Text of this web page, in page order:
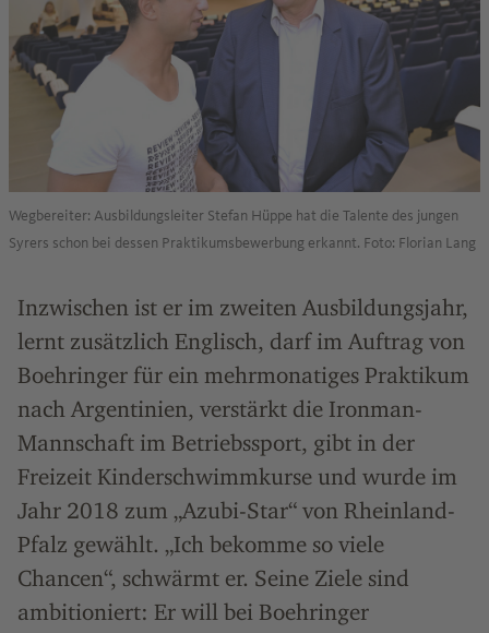
Wegbereiter: Ausbildungsleiter Stefan Hüppe hat die Talente des jungen
Syrers schon bei dessen Praktikumsbewerbung erkannt. Foto: Florian Lang
Inzwischen ist er im zweiten Ausbildungsjahr,
lernt zusätzlich Englisch, darf im Auftrag von
Boehringer für ein mehrmonatiges Praktikum
nach Argentinien, verstärkt die Ironman-
Mannschaft im Betriebssport, gibt in der
Freizeit Kinderschwimmkurse und wurde im
Jahr 2018 zum „Azubi-Star“ von Rheinland-
Pfalz gewählt. „Ich bekomme so viele
Chancen“, schwärmt er. Seine Ziele sind
ambitioniert: Er will bei Boehringer